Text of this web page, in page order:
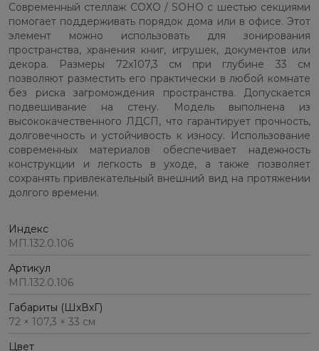
Современный стеллаж СОХО / SOHO с шестью секциями
помогает поддерживать порядок дома или в офисе. Этот
элемент можно использовать для зонирования
пространства, хранения книг, игрушек, документов или
декора. Размеры 72х107,3 см при глубине 33 см
позволяют разместить его практически в любой комнате
без риска загромождения пространства. Допускается
подвешивание на стену. Модель выполнена из
высококачественного ЛДСП, что гарантирует прочность,
долговечность и устойчивость к износу. Использование
современных материалов обеспечивает надежность
конструкции и легкость в уходе, а также позволяет
сохранять привлекательный внешний вид на протяжении
долгого времени.
Индекс
МП.132.0.106
Артикул
МП.132.0.106
Габариты (ШхВхГ)
72 × 107,3 × 33 см
Цвет